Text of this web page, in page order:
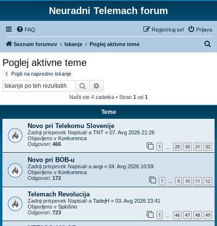
Neuradni Telemach forum
FAQ Prijava
Registriraj se!
Seznam forumov Iskanje Poglej aktivne teme
Poglej aktivne teme
Pojdi na napredno iskanje
Iskanje
Našli ste 4 zadetka • Stran 1 od 1
Teme
Novo pri Telekomu Slovenije
Zadnji prispevek Napisal/-a TNT « 07. Avg 2026 21:26
Objavljeno v Konkurenca
Odgovori: 466 1 29 30 31 32
Novo pri BOB-u
Zadnji prispevek Napisal/-a avgi « 04. Avg 2026 10:59
Objavljeno v Konkurenca
Odgovori: 172 1 … 9 10 11 12
Telemach Revolucija
Zadnji prispevek Napisal/-a TadejH « 03. Avg 2026 23:41
Objavljeno v Splošno
Odgovori: 723 1 46 47 48 49